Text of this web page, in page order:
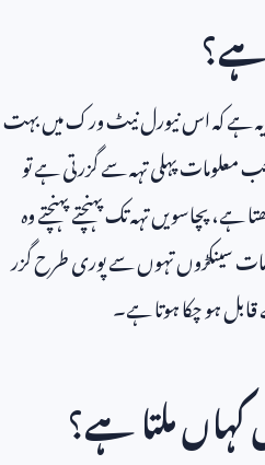
ہے؟
ہے کہ اس نیورل نیٹ ورک میں بہت
معلومات پہلی تہہ سے گزرتی ہے تو
ہے، پچاسویں تہہ تک پہنچتے پہنچتے وہ
سینکڑوں تہوں سے پوری طرح گزر
قابل ہو چکا ہوتا ہے۔
کہاں ملتا ہے؟